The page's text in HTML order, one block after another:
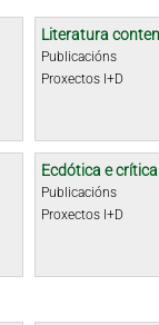
Literatura
Publicacións
Proxectos I+D
Ecdótica e
Publicacións
Proxectos I+D